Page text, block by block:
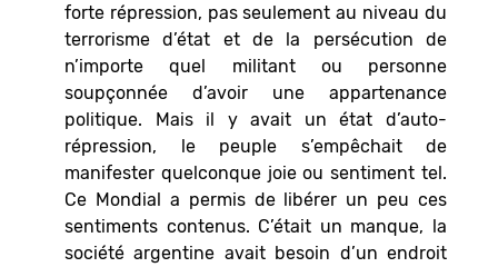
forte répression, pas seulement au niveau du
terrorisme d’état et de la persécution de
n’importe quel militant ou personne
soupçonnée d’avoir une appartenance
politique. Mais il y avait un état d’auto-
répression, le peuple s’empêchait de
manifester quelconque joie ou sentiment tel.
Ce Mondial a permis de libérer un peu ces
sentiments contenus. C’était un manque, la
société argentine avait besoin d’un endroit